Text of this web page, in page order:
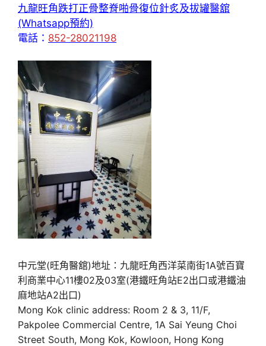
九龍旺角跌打正骨整脊啪骨復位針炙及拔罐醫舘
(Whatsapp預約)
電話： 852-28021198
中元堂(旺角醫舘)地址：九龍旺角西洋菜南街1A號百寶
利商業中心11樓02及03室(港鐵旺角站E2出口或港鐵油
麻地站A2出口)
Mong Kok clinic address: Room 2 & 3, 11/F,
Pakpolee Commercial Centre, 1A Sai Yeung Choi
Street South, Mong Kok, Kowloon, Hong Kong